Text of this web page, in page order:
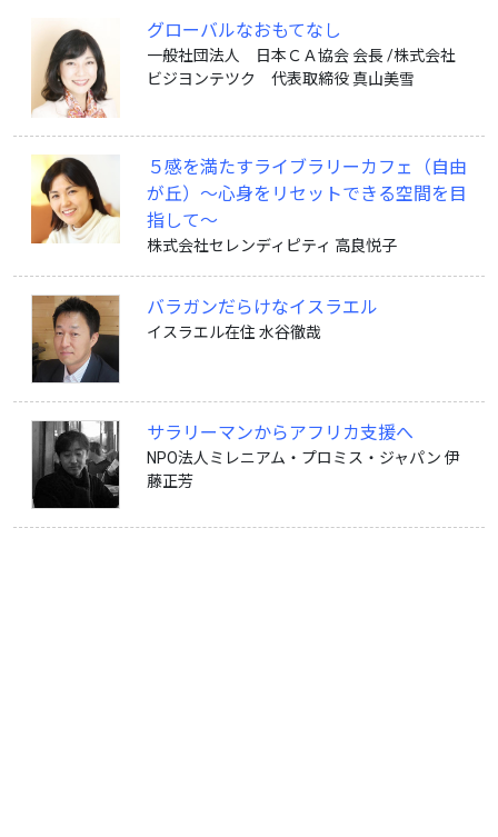
グローバルなおもてなし
一般社団法人 日本ＣＡ協会 会長 /株式会社
ビジヨンテツク 代表取締役 真山美雪
５感を満たすライブラリーカフェ（自由
が丘）〜心身をリセットできる空間を目
指して〜
株式会社セレンディピティ 高良悦子
バラガンだらけなイスラエル
イスラエル在住 水谷徹哉
サラリーマンからアフリカ支援へ
NPO法人ミレニアム・プロミス・ジャパン 伊
藤正芳